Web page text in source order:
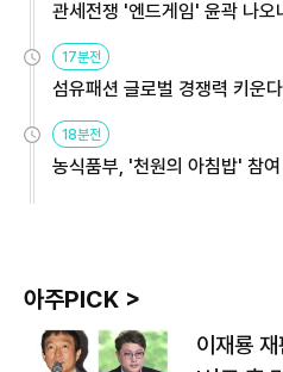
관세전쟁 '엔드게임' 윤곽 나
17분전
섬유패션 글로벌 경쟁력 키운
18분전
농식품부, '천원의 아침밥' 참
아주PICK >
이재룡